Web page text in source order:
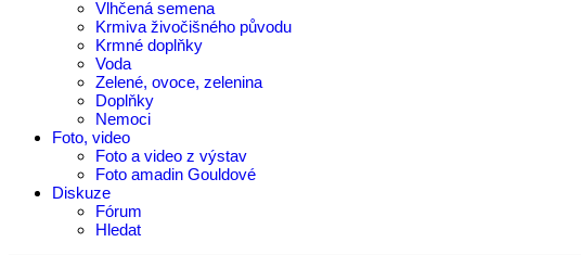
Vlhčená semena
Krmiva živočišného původu
Krmné doplňky
Voda
Zelené, ovoce, zelenina
Doplňky
Nemoci
Foto, video
Foto a video z výstav
Foto amadin Gouldové
Diskuze
Fórum
Hledat